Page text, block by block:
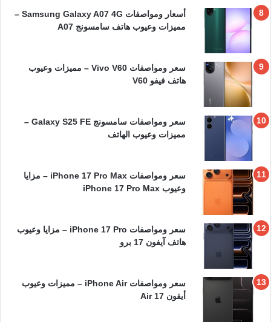
أسعار ومواصفات Samsung Galaxy A07 4G –
مميزات وعيوب هاتف سامسونج A07
سعر ومواصفات Vivo V60 – مميزات وعيوب
هاتف فيفو V60
سعر ومواصفات سامسونج Galaxy S25 FE –
مميزات وعيوب الهاتف
سعر ومواصفات iPhone 17 Pro Max – مزايا
وعيوب iPhone 17 Pro Max
سعر ومواصفات iPhone 17 Pro – مزايا وعيوب
هاتف آيفون 17 برو
سعر ومواصفات iPhone Air – مميزات وعيوب
أيفون 17 Air